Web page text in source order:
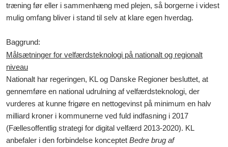
træning før eller i sammenhæng med plejen, så borgerne i videst
mulig omfang bliver i stand til selv at klare egen hverdag.
Baggrund:
Målsætninger for velfærdsteknologi på nationalt og regionalt
niveau
Nationalt har regeringen, KL og Danske Regioner besluttet, at
gennemføre en national udrulning af velfærdsteknologi, der
vurderes at kunne frigøre en nettogevinst på minimum en halv
milliard kroner i kommunerne ved fuld indfasning i 2017
(Fællesoffentlig strategi for digital velfærd 2013-2020). KL
anbefaler i den forbindelse konceptet Bedre brug af